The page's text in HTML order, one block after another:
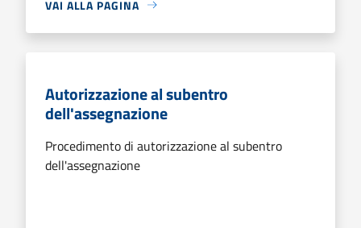
VAI ALLA PAGINA
Autorizzazione al subentro
dell'assegnazione
Procedimento di autorizzazione al subentro
dell'assegnazione